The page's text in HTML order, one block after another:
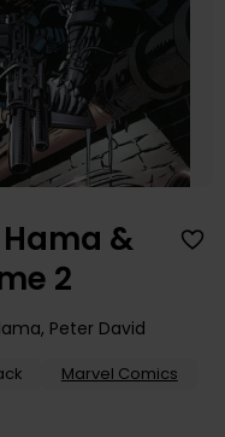
&
2
, Peter David
Marvel Comics